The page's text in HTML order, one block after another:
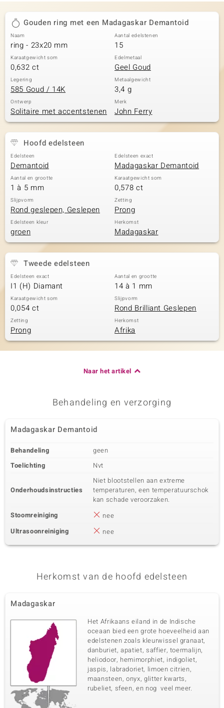
Gouden ring met een Madagaskar Demantoid
Naam
ring - 23x20 mm
Aantal edelstenen
15
Karaatgewicht som
0,632 ct
Edelmetaal
Geel Goud
Legering
585 Goud / 14K
Metaalgewicht
3,4 g
Ontwerp
Solitaire met accentstenen
Merk
John Ferry
Hoofd edelsteen
Edelsteen
Demantoid
Edelsteen exact
Madagaskar Demantoid
Aantal en grootte
1 à 5 mm
Karaatgewicht som
0,578 ct
Slijpvorm
Rond geslepen, Geslepen
Zetting
Prong
Edelsteen kleur
groen
Herkomst
Madagaskar
Tweede edelsteen
Edelsteen exact
I1 (H) Diamant
Aantal en grootte
14 à 1 mm
Karaatgewicht som
0,054 ct
Slijpvorm
Rond Brilliant Geslepen
Zetting
Prong
Herkomst
Afrika
Naar het artikel
Behandeling en verzorging
Madagaskar Demantoid
Behandeling
geen
Toelichting
Nvt
Onderhoudsinstructies
Niet blootstellen aan extreme
temperaturen, een temperatuurschok
kan schade veroorzaken.
Stoomreiniging
nee
Ultrasoonreiniging
nee
Herkomst van de hoofd edelsteen
Madagaskar
Het Afrikaans eiland in de Indische
oceaan bied een grote hoeveelheid aan
edelstenen zoals kleurwissel granaat,
danburiet, apatiet, saffier, toermalijn,
heliodoor, hemimorphiet, indigoliet,
jaspis, labradoriet, limoen citrien,
maansteen, onyx, glitter kwarts,
rubeliet, sfeen, en nog veel meer.